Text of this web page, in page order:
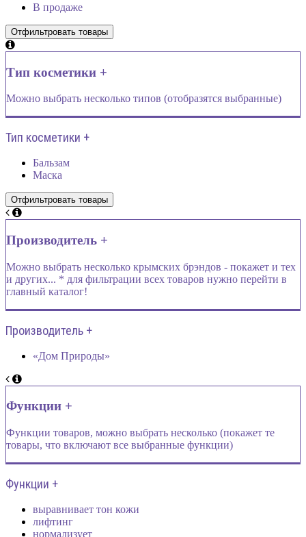
В продаже
Тип косметики +
Можно выбрать несколько типов (отобразятся выбранные)
Тип косметики +
Бальзам
Маска
Производитель +
Можно выбрать несколько крымских брэндов - покажет и тех
и других... * для фильтрации всех товаров нужно перейти в
главный каталог!
Производитель +
«Дом Природы»
Функции +
Функции товаров, можно выбрать несколько (покажет те
товары, что включают все выбранные функции)
Функции +
выравнивает тон кожи
лифтинг
нормализует